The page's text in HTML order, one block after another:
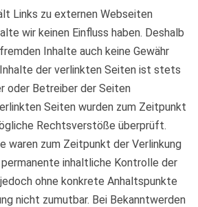
Links zu externen Webseiten
wir keinen Einfluss haben. Deshalb
Inhalte auch keine Gewähr
Inhalte der verlinkten Seiten ist stets
oder Betreiber der Seiten
Seiten wurden zum Zeitpunkt
Rechtsverstöße überprüft.
waren zum Zeitpunkt der Verlinkung
permanente inhaltliche Kontrolle der
ohne konkrete Anhaltspunkte
nicht zumutbar. Bei Bekanntwerden